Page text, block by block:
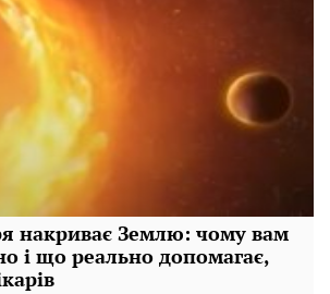
накриває Землю: чому вам
і що реально допомагає,